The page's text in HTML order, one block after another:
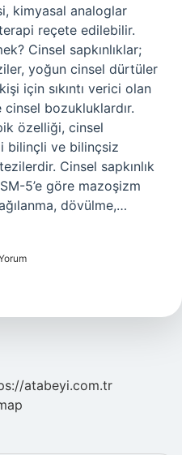
kimyasal analoglar
reçete edilebilir.
Cinsel sapkınlıklar;
yoğun cinsel dürtüler
için sıkıntı verici olan
bozukluklardır.
özelliği, cinsel
bilinçli ve bilinçsiz
Cinsel sapkınlık
5’e göre mazoşizm
dövülme,…
atabeyi.com.tr